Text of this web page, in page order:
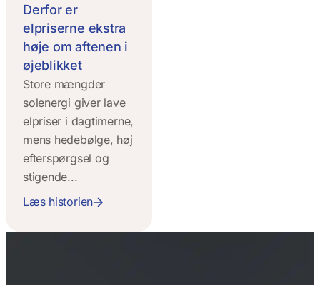
Derfor er
elpriserne ekstra
høje om aftenen i
øjeblikket
Store mængder
solenergi giver lave
elpriser i dagtimerne,
mens hedebølge, høj
efterspørgsel og
stigende...
Læs historien